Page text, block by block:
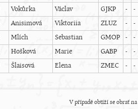
Vokůrka Václav GJKP - -
Anisimová Viktoriia ZLUZ - -
Mlích Sebastian GMOP - -
Hošková Marie GABP - -
Šlaisová Elena ZMEC - -
V případě obtíží se obrať na